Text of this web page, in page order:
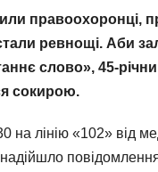
правоохоронці,
ревнощі. Аби
слово», 45-
сокирою.
на лінію «102» від
надійшло